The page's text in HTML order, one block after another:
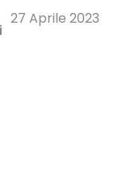
27 Aprile 2023